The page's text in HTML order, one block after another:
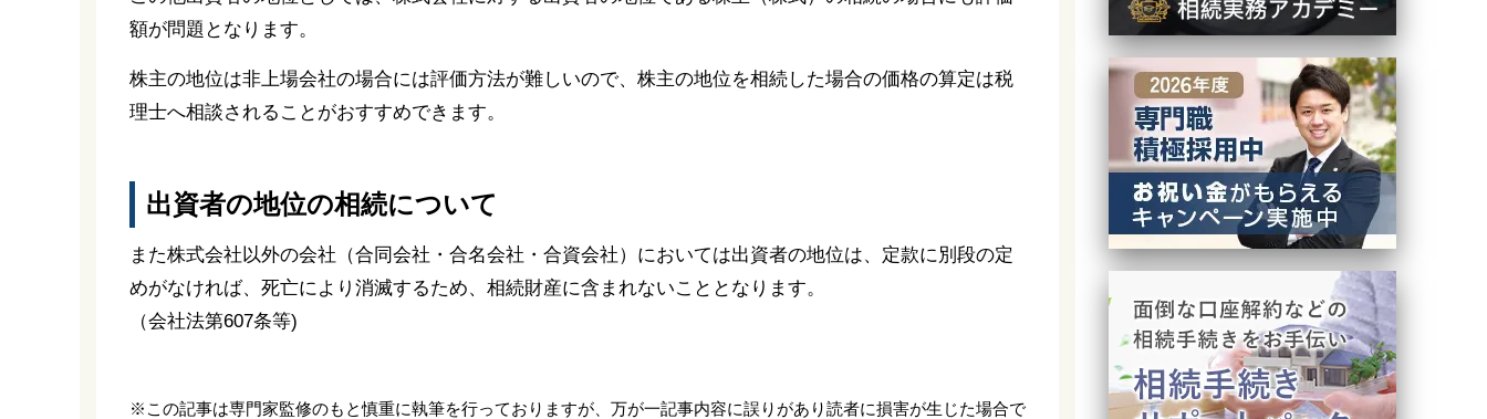
額が問題となります。
株主の地位は非上場会社の場合には評価方法が難しいので、株主の地位を相続した場合の価格の算定は税
理士へ相談されることがおすすめできます。
出資者の地位の相続について
また株式会社以外の会社（合同会社・合名会社・合資会社）においては出資者の地位は、定款に別段の定
めがなければ、死亡により消滅するため、相続財産に含まれないこととなります。
（会社法第607条等)
※この記事は専門家監修のもと慎重に執筆を行っておりますが、万が一記事内容に誤りがあり読者に損害が生じた場合で